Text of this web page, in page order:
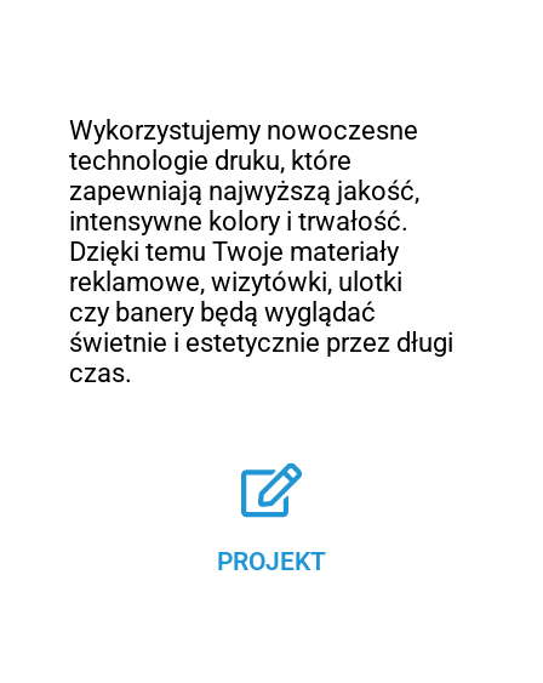
PROJEKT
Wykorzystujemy nowoczesne
technologie druku, które
zapewniają najwyższą jakość,
intensywne kolory i trwałość.
Dzięki temu Twoje materiały
reklamowe, wizytówki, ulotki
czy banery będą wyglądać
świetnie i estetycznie przez długi
czas.